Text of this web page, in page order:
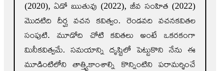
(2020), ఏడో ఋతువు (2022), జీవ సంహిత (2022)
మొదటిది దీర్ఘ వచన కవిత్వం. రెండవది వచనకవితల
సంపుటి. మూడోది చోటి కవితలు అంటే ఒకరకంగా
మినీకవిత్వమే. సమయాన్ని దృష్టిలో పెట్టుకొని నేను ఈ
మూడింటిలోని తాత్త్వికాంశాల్ని కొన్నింటిని పరామర్శించే